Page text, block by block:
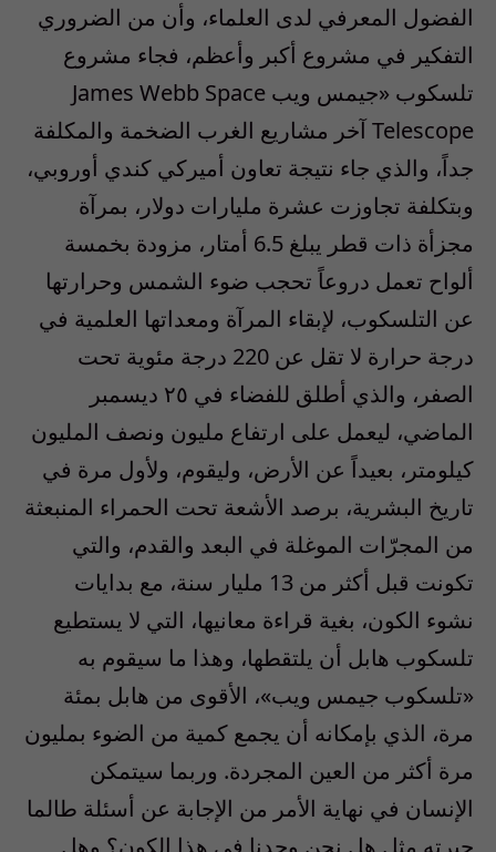
الفضول المعرفي لدى العلماء، وأن من الضروري
التفكير في مشروع أكبر وأعظم، فجاء مشروع
تلسكوب «جيمس ويب James Webb Space
Telescope آخر مشاريع الغرب الضخمة والمكلفة
جداً، والذي جاء نتيجة تعاون أميركي كندي أوروبي،
وبتكلفة تجاوزت عشرة مليارات دولار، بمرآة
مجزأة ذات قطر يبلغ 6.5 أمتار، مزودة بخمسة
ألواح تعمل دروعاً تحجب ضوء الشمس وحرارتها
عن التلسكوب، لإبقاء المرآة ومعداتها العلمية في
درجة حرارة لا تقل عن 220 درجة مئوية تحت
الصفر، والذي أطلق للفضاء في ٢٥ ديسمبر
الماضي، ليعمل على ارتفاع مليون ونصف المليون
كيلومتر، بعيداً عن الأرض، وليقوم، ولأول مرة في
تاريخ البشرية، برصد الأشعة تحت الحمراء المنبعثة
من المجرّات الموغلة في البعد والقدم، والتي
تكونت قبل أكثر من 13 مليار سنة، مع بدايات
نشوء الكون، بغية قراءة معانيها، التي لا يستطيع
تلسكوب هابل أن يلتقطها، وهذا ما سيقوم به
«تلسكوب جيمس ويب»، الأقوى من هابل بمئة
مرة، الذي بإمكانه أن يجمع كمية من الضوء بمليون
مرة أكثر من العين المجردة. وربما سيتمكن
الإنسان في نهاية الأمر من الإجابة عن أسئلة طالما
حيرته مثل هل نحن وحدنا في هذا الكون؟ وهل